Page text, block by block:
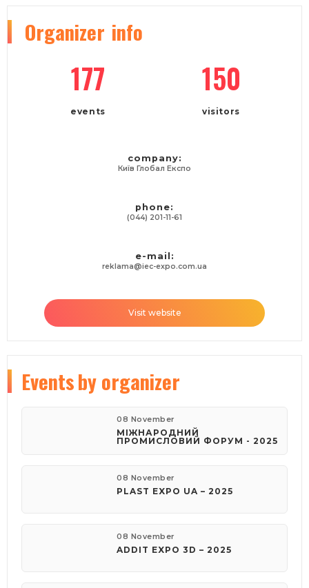
Organizer info
177
events
150
visitors
company:
Київ Глобал Експо
phone:
(044) 201-11-61
e-mail:
reklama@iec-expo.com.ua
Visit website
Eventsby organizer
08 November
МІЖНАРОДНИЙ
ПРОМИСЛОВИЙ ФОРУМ - 2025
08 November
PLAST EXPO UA – 2025
08 November
ADDIT EXPO 3D – 2025